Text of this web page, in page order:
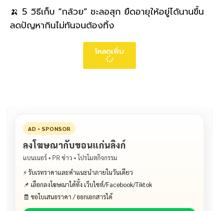
🍌 5 วิธีเก็บ “กล้วย” ชะลอสุก ยืดอายุให้อยู่ได้นานขึ้น
ลดปัญหากินไม่ทันจนต้องทิ้ง
โหลดเพิ่ม
AD • SPONSOR
ลงโฆษณากับขอนแก่นลิงก์
แบนเนอร์ • PR ข่าว • โปรโมตกิจกรรม
⚡ รับเรทราคาและคำแนะนำภายในวันเดียว
📌 เลือกลงโฆษณาได้ทั้ง เว็บไซต์/Facebook/Tiktok
🧾 ขอใบเสนอราคา / ออกเอกสารได้